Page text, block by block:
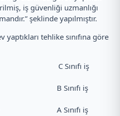
iş güvenliği uzmanlığı
şeklinde yapılmıştır.
tehlike sınıfına göre
C Sınıfı iş
B Sınıfı iş
A Sınıfı iş